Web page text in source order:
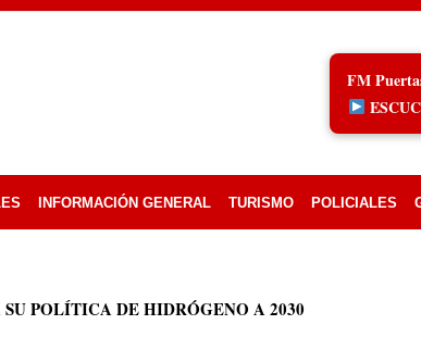
FM
INFORMACIÓN GENERAL TURISMO POLICIALES
POLÍTICA DE HIDRÓGENO A 2030